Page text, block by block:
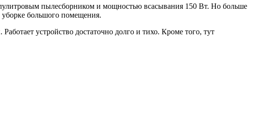
пылесборником и мощностью всасывания 150 Вт. Но больше
уборке большого помещения.
устройство достаточно долго и тихо. Кроме того, тут